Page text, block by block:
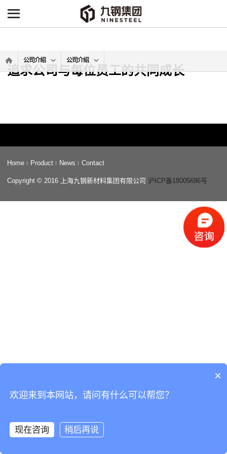
公司介绍 公司介绍
追求公司与每位员工的共同成长
Home Product News Contact
Copyright © 2016 上海九钢新材料集团有限公司 沪ICP备18005696号
×
欢迎来到本网站，请问有什么可以帮您？
现在咨询 稍后再说